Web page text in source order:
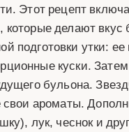
Этот рецепт
которые делают
подготовки утки:
куски. Затем
бульона.
свои ароматы.
лук, чеснок и